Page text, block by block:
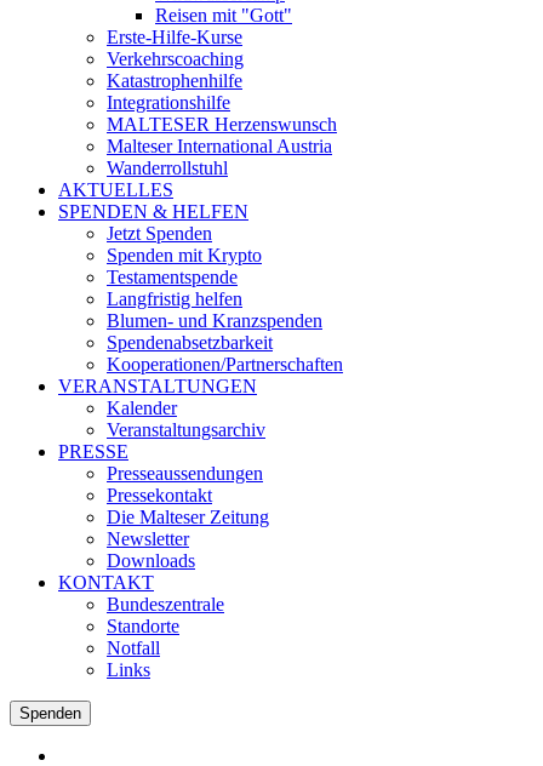
Reisen mit "Gott"
Erste-Hilfe-Kurse
Verkehrscoaching
Katastrophenhilfe
Integrationshilfe
MALTESER Herzenswunsch
Malteser International Austria
Wanderrollstuhl
AKTUELLES
SPENDEN & HELFEN
Jetzt Spenden
Spenden mit Krypto
Testamentspende
Langfristig helfen
Blumen- und Kranzspenden
Spendenabsetzbarkeit
Kooperationen/Partnerschaften
VERANSTALTUNGEN
Kalender
Veranstaltungsarchiv
PRESSE
Presseaussendungen
Pressekontakt
Die Malteser Zeitung
Newsletter
Downloads
KONTAKT
Bundeszentrale
Standorte
Notfall
Links
Spenden